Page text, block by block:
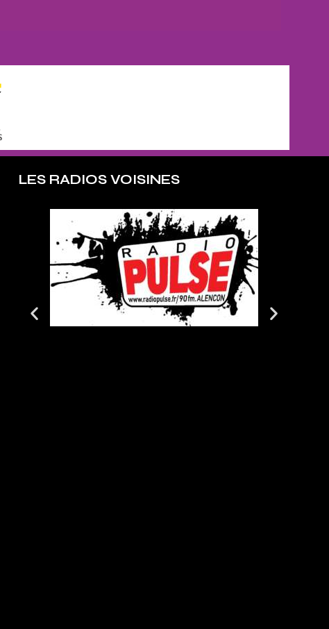
LES RADIOS VOISINES